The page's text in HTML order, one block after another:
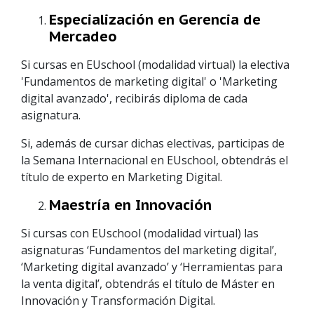
Especialización en Gerencia de
Mercadeo
Si cursas en EUschool (modalidad virtual) la electiva
'Fundamentos de marketing digital' o 'Marketing
digital avanzado', recibirás diploma de cada
asignatura.
Si, además de cursar dichas electivas, participas de
la Semana Internacional en EUschool, obtendrás el
título de experto en Marketing Digital.
Maestría en Innovación
Si cursas con EUschool (modalidad virtual) las
asignaturas ‘Fundamentos del marketing digital’,
‘Marketing digital avanzado’ y ‘Herramientas para
la venta digital’, obtendrás el título de Máster en
Innovación y Transformación Digital.